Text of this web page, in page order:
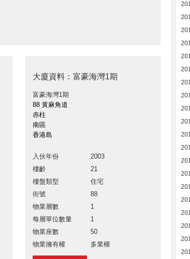
大廈資料：富豪海灣1期
富豪海灣1期
88 黃麻角道
赤柱
南區
香港島
入伙年份
2003
樓齡
21
樓盤類型
住宅
街號
88
物業層數
1
每層單位數量
1
物業座數
50
物業擁有權
多業權